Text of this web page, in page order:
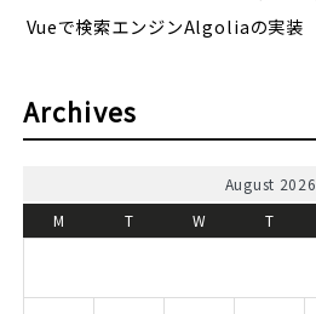
Vueで検索エンジンAlgoliaの実装
Archives
August 2026
M
T W T